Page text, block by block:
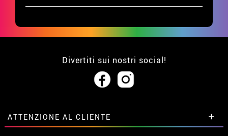
Divertiti sui nostri social!
ATTENZIONE AL CLIENTE